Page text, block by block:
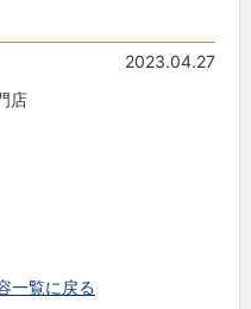
2023.04.27
店
一覧に戻る